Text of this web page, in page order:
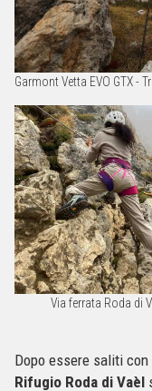
Garmont Vetta EVO GTX -
Via ferrata Roda di
Dopo essere saliti
Rifugio Roda di Vaèl